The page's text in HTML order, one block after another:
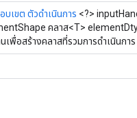
บเขต ตัวดำเนินการ <?>
คลาส<T>
เพื่อสร้างคลาสที่รวมการดำเนินก